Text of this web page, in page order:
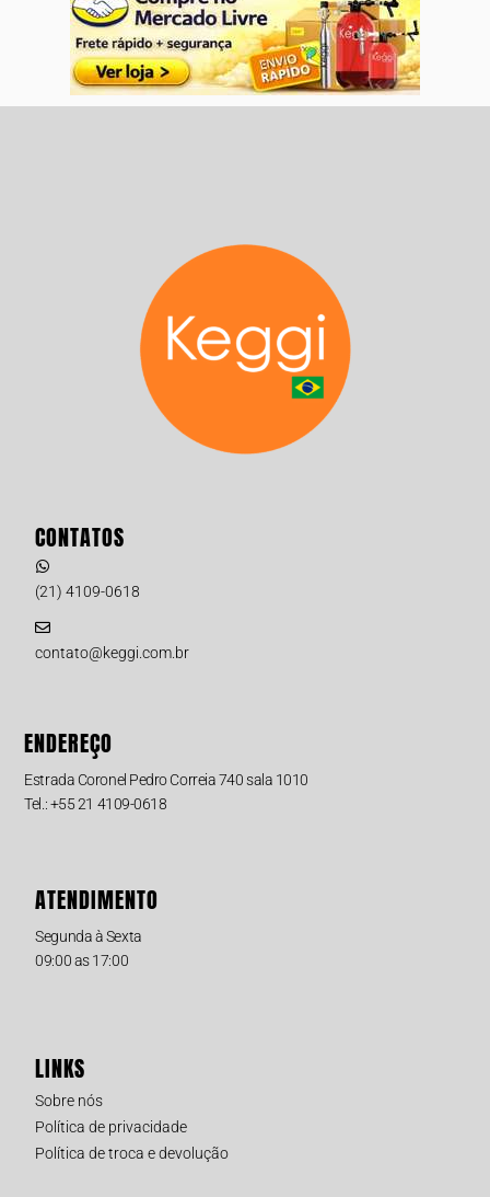
CONTATOS
(21) 4109-0618
contato@keggi.com.br
ENDEREÇO
Estrada Coronel Pedro Correia 740 sala 1010
Tel.: +55 21 4109-0618
ATENDIMENTO
Segunda à Sexta
09:00 as 17:00
LINKS
Sobre nós
Política de privacidade
Política de troca e devolução